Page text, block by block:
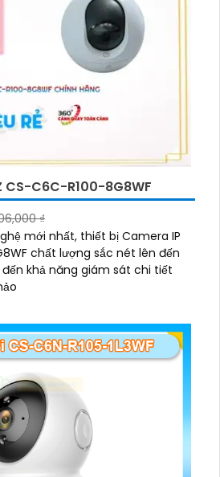
CS-C6C-R100-8G8WF
₫
mới nhất, thiết bị Camera IP
chất lượng sắc nét lên đến
khả năng giám sát chi tiết